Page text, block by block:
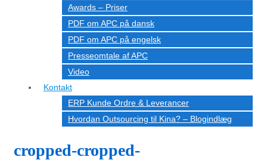
Awards – Priser
PDF om APC på dansk
PDF om APC på engelsk
Presseomtale af APC
Video
Kontakt
ERP Kunde Ordre & Leverancer
Hvordan Outsourcing til Kina? – Blogindlæg
cropped-cropped-